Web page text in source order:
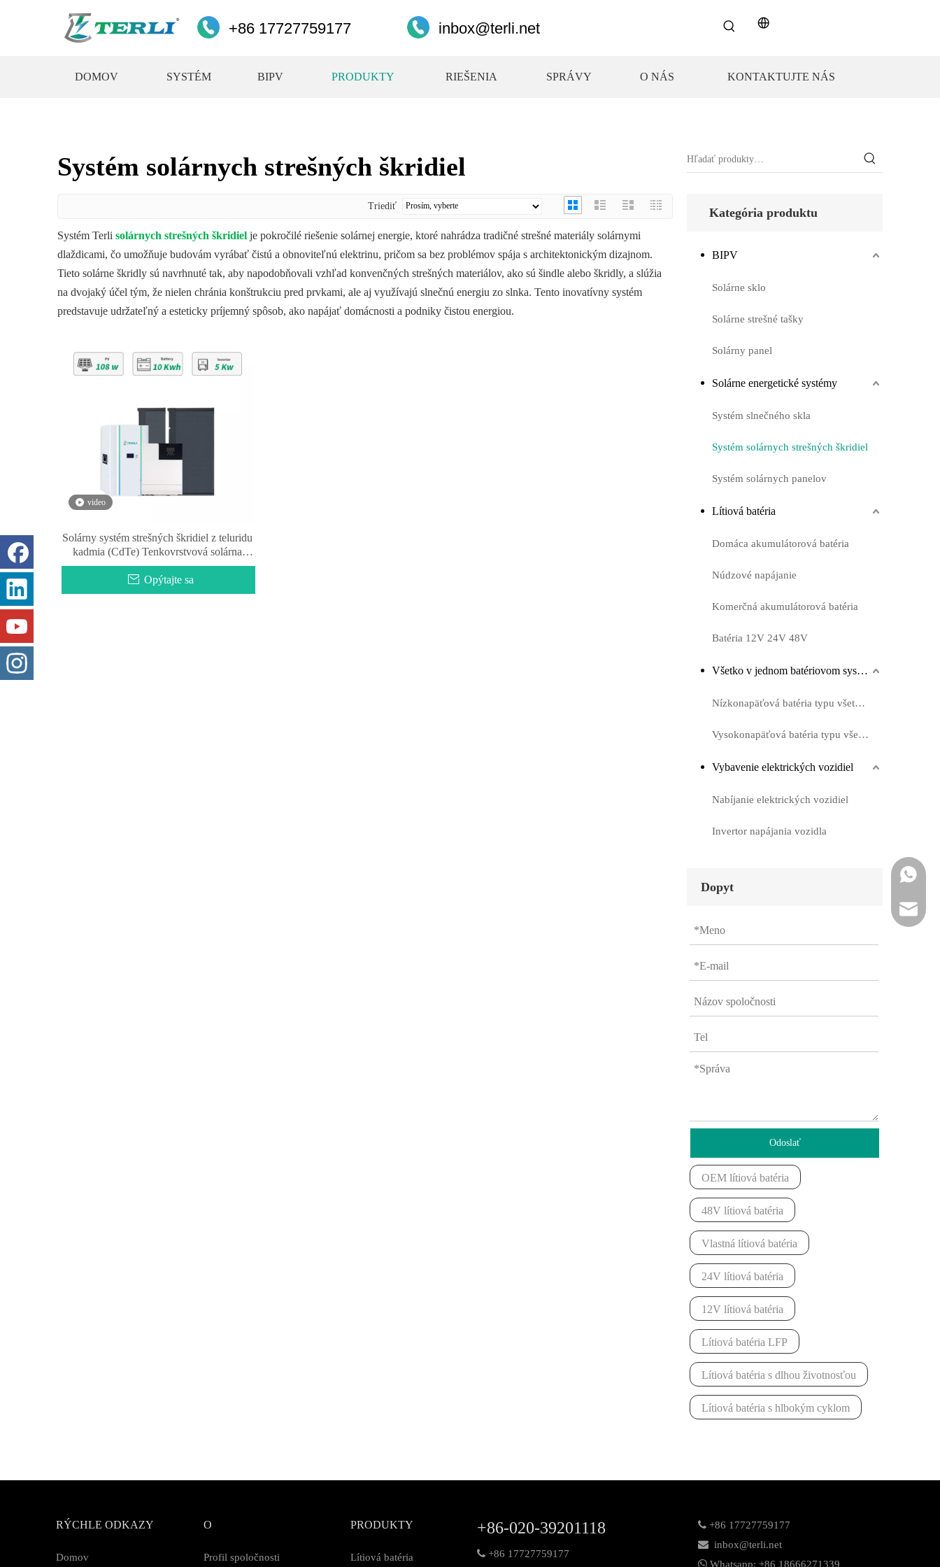
+86 17727759177 inbox@terli.net
DOMOV SYSTÉM BIPV PRODUKTY RIEŠENIA SPRÁVY O NÁS KONTAKTUJTE NÁS
Systém solárnych strešných škridiel
Triediť
Systém Terli solárnych strešných škridiel je pokročilé riešenie solárnej energie, ktoré nahrádza tradičné strešné materiály solárnymi
dlaždicami, čo umožňuje budovám vyrábať čistú a obnoviteľnú elektrinu, pričom sa bez problémov spája s architektonickým dizajnom.
Tieto solárne škridly sú navrhnuté tak, aby napodobňovali vzhľad konvenčných strešných materiálov, ako sú šindle alebo škridly, a slúžia
na dvojaký účel tým, že nielen chránia konštrukciu pred prvkami, ale aj využívajú slnečnú energiu zo slnka. Tento inovatívny systém
predstavuje udržateľný a esteticky príjemný spôsob, ako napájať domácnosti a podniky čistou energiou.
video
Solárny systém strešných škridiel z teluridu
kadmia (CdTe) Tenkovrstvová solárna
sklenená strecha
Opýtajte sa
Kategória produktu
BIPV
Solárne sklo
Solárne strešné tašky
Solárny panel
Solárne energetické systémy
Systém slnečného skla
Systém solárnych strešných škridiel
Systém solárnych panelov
Lítiová batéria
Domáca akumulátorová batéria
Núdzové napájanie
Komerčná akumulátorová batéria
Batéria 12V 24V 48V
Všetko v jednom batériovom systéme
Nízkonapäťová batéria typu všetko v jednej
Vysokonapäťová batéria typu všetko v jednej
Vybavenie elektrických vozidiel
Nabíjanie elektrických vozidiel
Invertor napájania vozidla
Dopyt
Odoslať
OEM lítiová batéria
48V lítiová batéria
Vlastná lítiová batéria
24V lítiová batéria
12V lítiová batéria
Lítiová batéria LFP
Lítiová batéria s dlhou životnosťou
Lítiová batéria s hlbokým cyklom
RÝCHLE ODKAZY
Domov
Whatsapp
Email
O
Profil spoločnosti
PRODUKTY
Lítiová batéria
+86-020-39201118
+86 17727759177
+86 17727759177
inbox@terli.net
Whatsapp: +86 18666271339